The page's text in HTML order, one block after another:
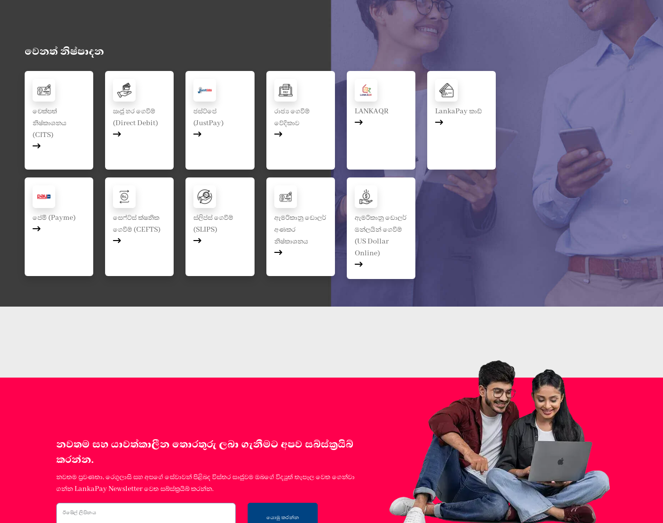
වෙනත් නිෂ්පාදන
චෙක්පත්
නිෂ්කාශනය
(CITS)
ඍජු හර ගෙවීම්
(Direct Debit)
ජස්ට්පේ
(JustPay)
රාජ්‍ය ගෙවීම්
වේදිකාව
LANKAQR LankaPay කාඩ්
පේමී (Payme)
සෙෆ්ට්ස් ක්ෂනික
ගෙවීම් (CEFTS)
ස්ලිප්ස් ගෙවීම්
(SLIPS)
ඇමරිකානු ඩොලර්
අණකර
නිෂ්කාශනය
ඇමරිකානු ඩොලර්
ඔන්ලයින් ගෙවීම්
(US Dollar
Online)
නවතම සහ යාවත්කාලීන තොරතුරු ලබා ගැනීමට අපව සබ්ස්ක්‍රයිබ්
කරන්න.
නවතම ප්‍රවණතා, රෙගුලාසි සහ අපගේ සේවාවන් පිළිබද විස්තර සෘජුවම ඔබගේ විද්‍යුත් තැපෑල වෙත ගෙන්වා
ගන්න LankaPay Newsletter වෙත සබ්ස්ක්‍රයිබ් කරන්න.
ඊමේල් ලිපිනය
යොමු කරන්න